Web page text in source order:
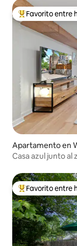
Favorito entre
Favorito entre
Apartamento en
Casa azul junto al
Favorito entre
Favorito entre